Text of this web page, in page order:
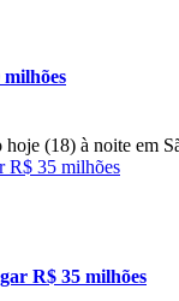
milhões
(18) à noite em
R$ 35 milhões
R$ 35 milhões